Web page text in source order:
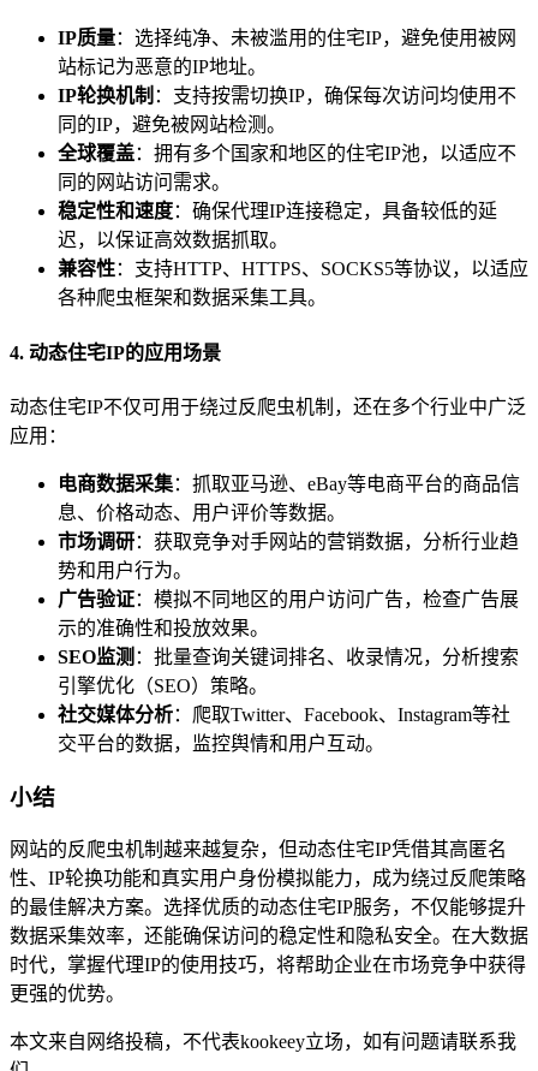
IP质量：选择纯净、未被滥用的住宅IP，避免使用被网
站标记为恶意的IP地址。
IP轮换机制 ：支持按需切换IP，确保每次访问均使用不
同的IP，避免被网站检测。
全球覆盖：拥有多个国家和地区的住宅IP池，以适应不
同的网站访问需求。
稳定性和速度：确保代理IP连接稳定，具备较低的延
迟，以保证高效数据抓取。
兼容性：支持HTTP、HTTPS、SOCKS5等协议，以适应
各种爬虫框架和数据采集工具。
4. 动态住宅IP的应用场景
动态住宅IP不仅可用于绕过反爬虫机制，还在多个行业中广泛
应用：
电商数据采集：抓取亚马逊、eBay等电商平台的商品信
息、价格动态、用户评价等数据。
市场调研：获取竞争对手网站的营销数据，分析行业趋
势和用户行为。
广告验证：模拟不同地区的用户访问广告，检查广告展
示的准确性和投放效果。
SEO监测 ：批量查询关键词排名、收录情况，分析搜索
引擎优化（SEO）策略。
社交媒体分析：爬取Twitter、Facebook、Instagram等社
交平台的数据，监控舆情和用户互动。
小结
网站的反爬虫机制越来越复杂，但动态住宅IP凭借其高匿名
性、IP轮换功能和真实用户身份模拟能力，成为绕过反爬策略
的最佳解决方案。选择优质的动态住宅IP服务，不仅能够提升
数据采集效率，还能确保访问的稳定性和隐私安全。在大数据
时代，掌握代理IP的使用技巧，将帮助企业在市场竞争中获得
更强的优势。
本文来自网络投稿，不代表kookeey立场，如有问题请联系我